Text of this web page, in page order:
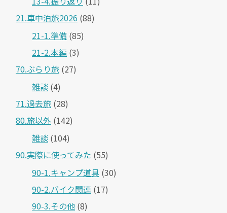
21.車中泊旅2026 (88)
21-1.準備 (85)
21-2.本編 (3)
70.ぶらり旅 (27)
雑談 (4)
71.過去旅 (28)
80.旅以外 (142)
雑談 (104)
90.実際に使ってみた (55)
90-1.キャンプ道具 (30)
90-2.バイク関連 (17)
90-3.その他 (8)